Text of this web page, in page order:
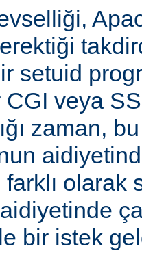
setuid
CGI veya
zaman,
farklı olarak
aidiyetinde
bir istek